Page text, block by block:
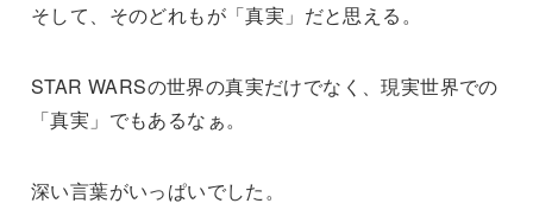
そして、そのどれもが「真実」だと思える。
STAR WARSの世界の真実だけでなく、現実世界での
「真実」でもあるなぁ。
深い言葉がいっぱいでした。